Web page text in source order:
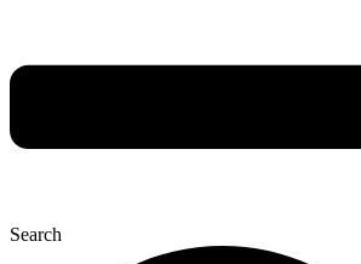
Search